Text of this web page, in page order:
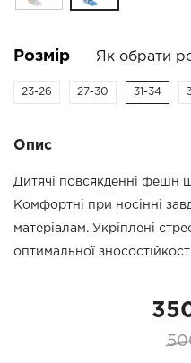
Розмір Як обрати
23-26 27-30 31-34
Опис
Дитячі повсякденні фешн
Комфортні при носінні
матеріалам. Укріплені
оптимальної